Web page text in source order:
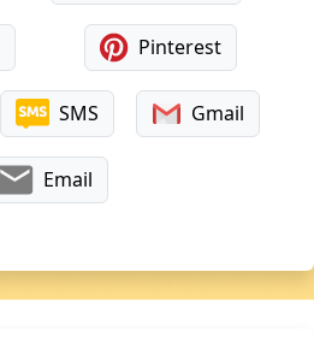
Pinterest
SMS Gmail
Email